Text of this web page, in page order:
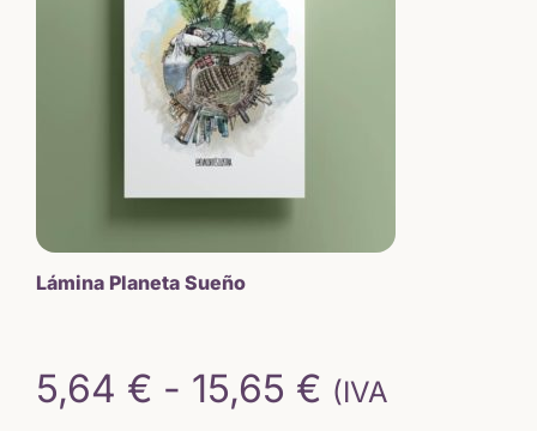
Lámina Planeta Sueño
5,64 € - 15,65 € Rango
(IVA